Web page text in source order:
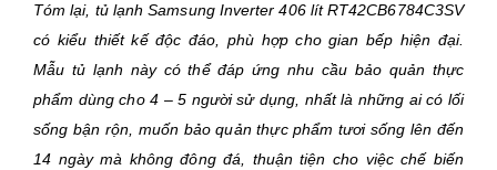
Tóm lại, tủ lạnh Samsung Inverter 406 lít RT42CB6784C3SV
có kiểu thiết kế độc đáo, phù hợp cho gian bếp hiện đại.
Mẫu tủ lạnh này có thể đáp ứng nhu cầu bảo quản thực
phẩm dùng cho 4 – 5 người sử dụng, nhất là những ai có lối
sống bận rộn, muốn bảo quản thực phẩm tươi sống lên đến
14 ngày mà không đông đá, thuận tiện cho việc chế biến